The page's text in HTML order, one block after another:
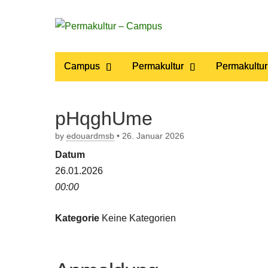
Permakultur
– Campus
Main
menu
Campus Permakultur
pHqghUme
by edouardmsb • 26. Januar 2026
Datum
26.01.2026
00:00
Kategorie Keine Kategorien